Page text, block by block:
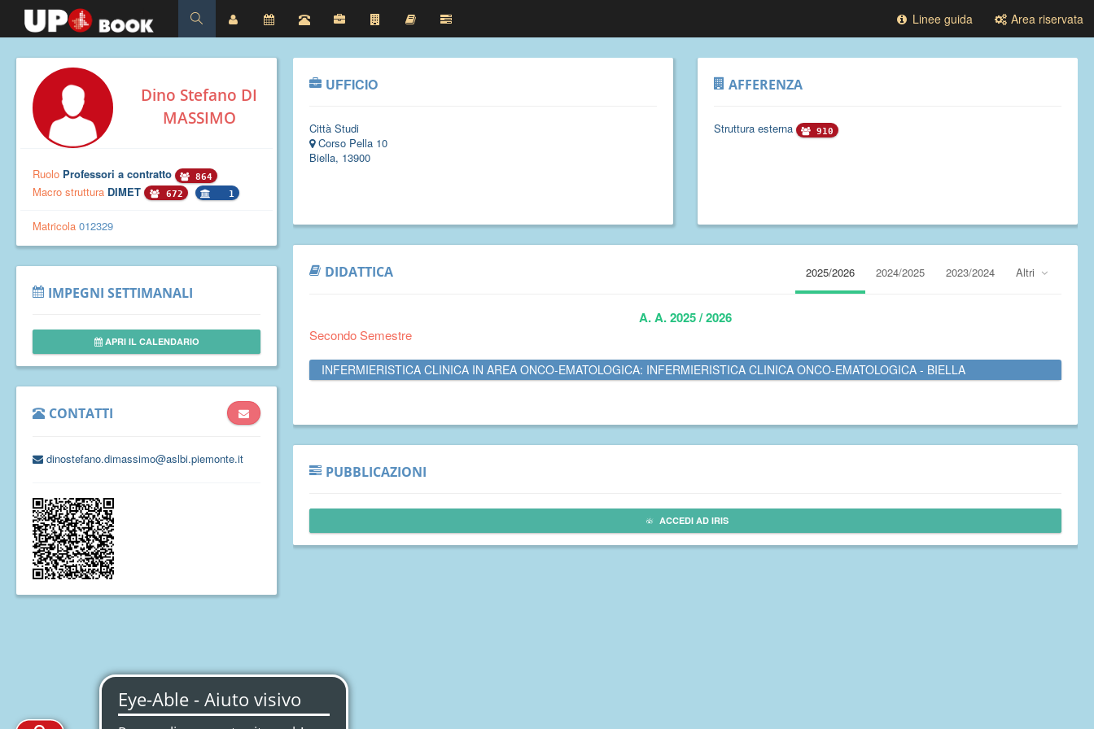
Linee guida Area riservata
Dino Stefano DI
MASSIMO
Ruolo Professori a contratto 864
Macro struttura DIMET 672 1
Matricola 012329
IMPEGNI SETTIMANALI
APRI IL CALENDARIO
CONTATTI
dinostefano.dimassimo@aslbi.piemonte.it
UFFICIO
Città Studi
Corso Pella 10
Biella, 13900
AFFERENZA
Struttura esterna 910
DIDATTICA 2025/2026 2024/2025 2023/2024 Altri
A. A. 2025 / 2026
Secondo Semestre
INFERMIERISTICA CLINICA IN AREA ONCO-EMATOLOGICA: INFERMIERISTICA CLINICA ONCO-EMATOLOGICA - BIELLA
PUBBLICAZIONI
ACCEDI AD IRIS